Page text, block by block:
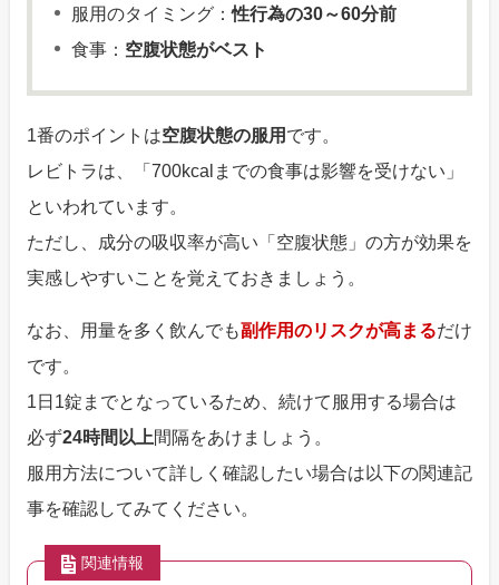
服用のタイミング：性行為の30～60分前
食事： 空腹状態がベスト
1番のポイントは空腹状態の服用 です。
レビトラは、「700kcalまでの食事は影響を受けない」
といわれています。
ただし、成分の吸収率が高い「空腹状態」の方が効果を
実感しやすいことを覚えておきましょう。
なお、用量を多く飲んでも副作用のリスクが高まるだけ
です。
1日1錠までとなっているため、続けて服用する場合は
必ず24時間以上間隔をあけましょう。
服用方法について詳しく確認したい場合は以下の関連記
事を確認してみてください。
関連情報